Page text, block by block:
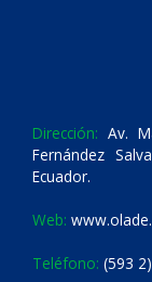
Dirección: Av.
Fernández
Ecuador.
Web:
Teléfono: (593